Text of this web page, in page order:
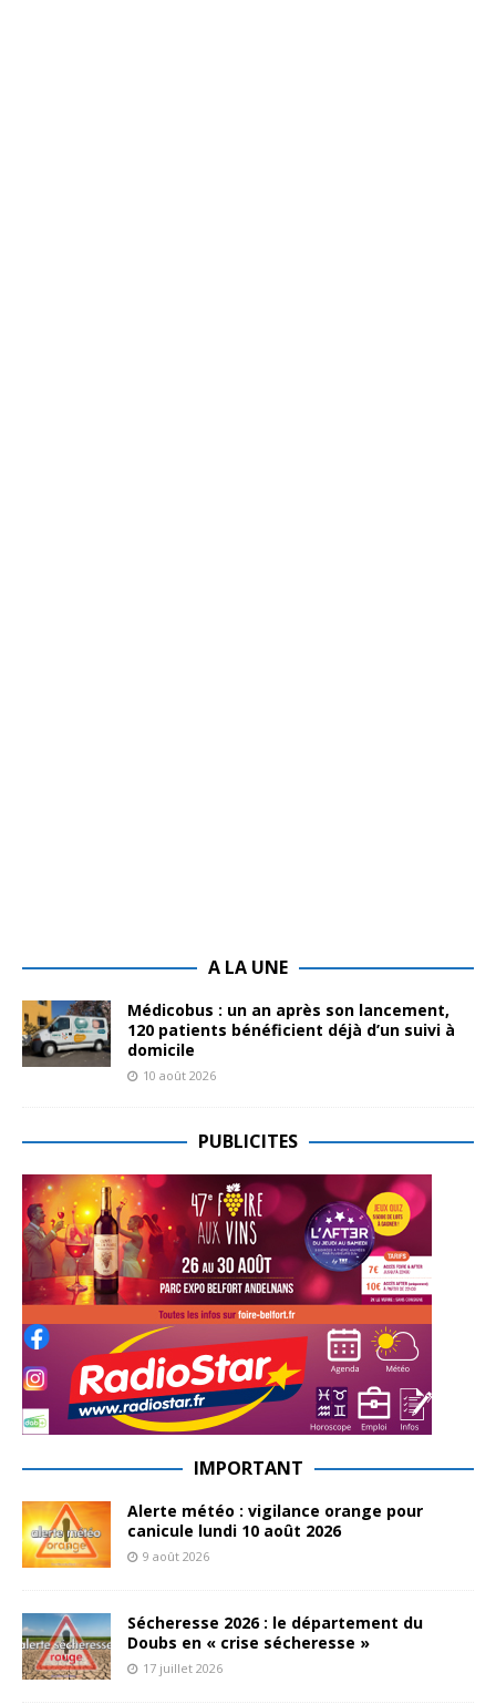
A LA UNE
Médicobus : un an après son lancement,
120 patients bénéficient déjà d’un suivi à
domicile
10 août 2026
PUBLICITES
IMPORTANT
Alerte météo : vigilance orange pour
canicule lundi 10 août 2026
9 août 2026
Sécheresse 2026 : le département du
Doubs en « crise sécheresse »
17 juillet 2026